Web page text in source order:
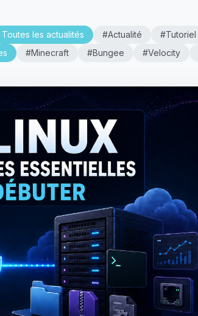
Toutes les actualités #Actualité #Tutoriel
#Minecraft #Bungee #Velocity